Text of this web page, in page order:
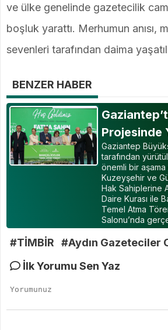
ve ülke genelinde gazetecilik
boşluk yarattı. Merhumun anısı,
sevenleri tarafından daima
BENZER HABER
Projesinde
Gaziantep
tarafından
önemli bir aşama
Kuzeyşehir ve
Hak Sahiplerine
Daire Kurası ile
Temel Atma
Salonu’nda
#TİMBİR
#Aydın Gazeteciler
İlk Yorumu Sen Yaz